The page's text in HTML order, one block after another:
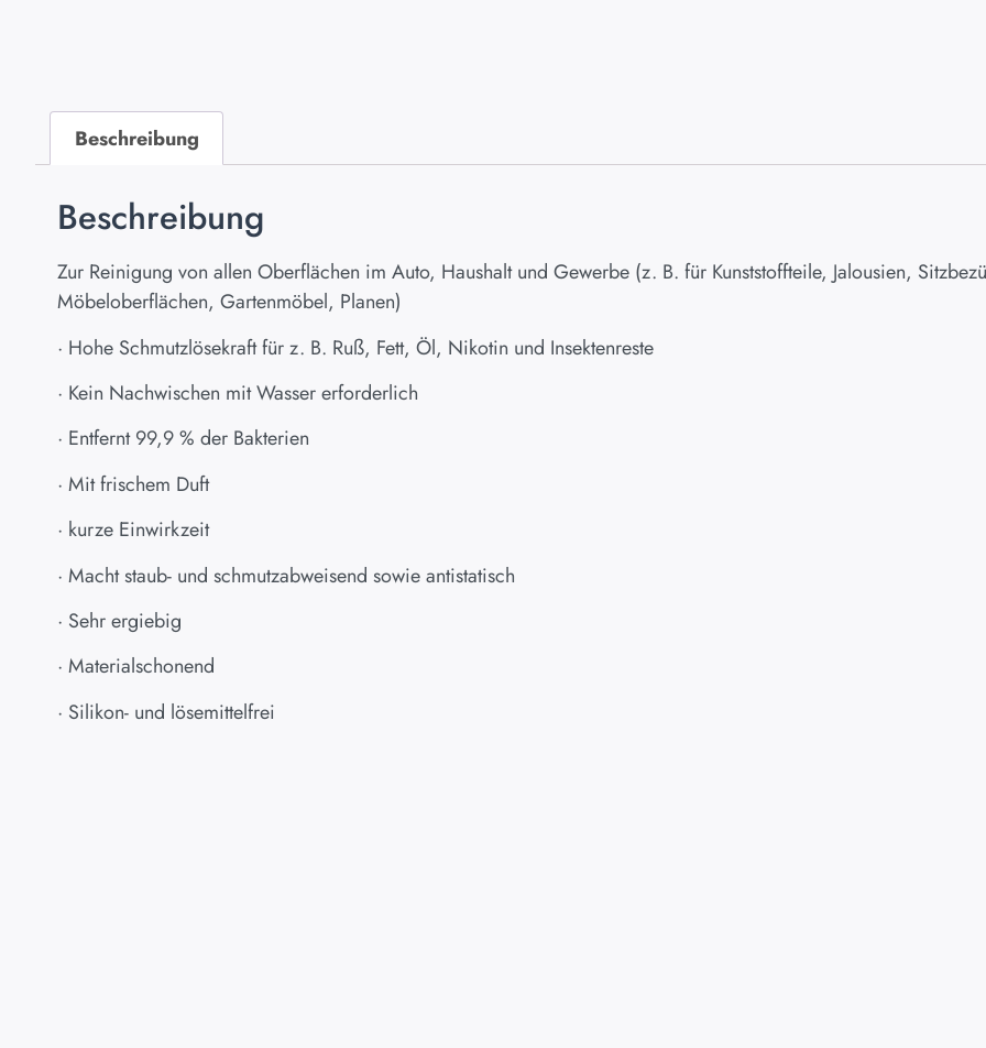
Beschreibung
Beschreibung
Zur Reinigung von allen Oberflächen im Auto, Haushalt und Gewerbe (z. B. für Kunststoffteile, Jalousien,
Möbeloberflächen, Gartenmöbel, Planen)
· Hohe Schmutzlösekraft für z. B. Ruß, Fett, Öl, Nikotin und Insektenreste
· Kein Nachwischen mit Wasser erforderlich
· Entfernt 99,9 % der Bakterien
· Mit frischem Duft
· kurze Einwirkzeit
· Macht staub- und schmutzabweisend sowie antistatisch
· Sehr ergiebig
· Materialschonend
· Silikon- und lösemittelfrei